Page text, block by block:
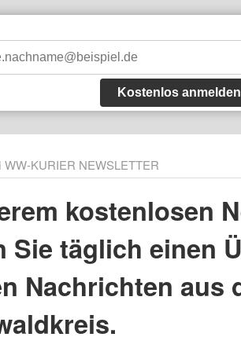
Kostenlos anmelden
KURIER NEWSLETTER
kostenlosen
Sie täglich einen
Nachrichten aus